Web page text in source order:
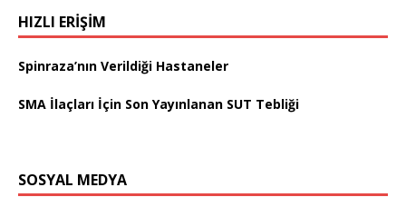
HIZLI ERIŞIM
Spinraza’nın Verildiği Hastaneler
SMA İlaçları İçin Son Yayınlanan SUT Tebliği
SOSYAL MEDYA